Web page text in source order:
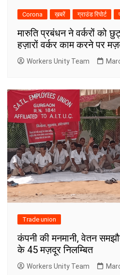
Corona ख़बरें ग्राउंड रिपोर्ट
मारुति प्रबंधन ने वर्करों को
हज़ारों वर्कर काम करने पर
Workers Unity Team
Trade union
कंपनी की मनमानी, वेतन
के 45 मज़दूर निलम्बित
Workers Unity Team